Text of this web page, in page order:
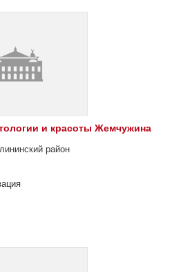
и красоты Жемчужина
район